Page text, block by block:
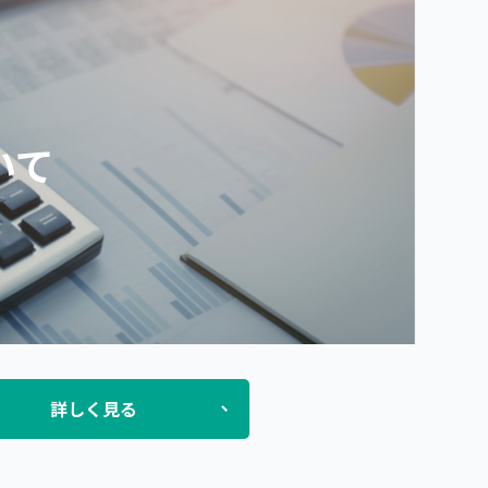
て
詳しく見る